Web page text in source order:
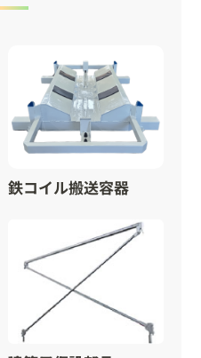
鉄コイル搬送容器